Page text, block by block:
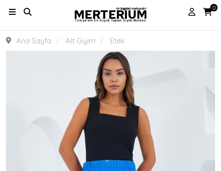
0
Ana Sayfa Alt Giyim Etek